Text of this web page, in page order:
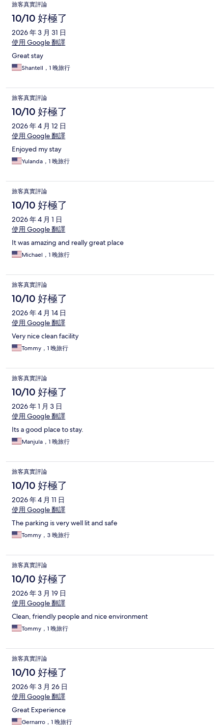
旅客真實評論
10/10 好極了
2026 年 3 月 31 日
使用 Google 翻譯
Great stay
Shantell，1 晚旅行
旅客真實評論
10/10 好極了
2026 年 4 月 12 日
使用 Google 翻譯
Enjoyed my stay
Yulanda，1 晚旅行
旅客真實評論
10/10 好極了
2026 年 4 月 1 日
使用 Google 翻譯
It was amazing and really great place
Michael，1 晚旅行
旅客真實評論
10/10 好極了
2026 年 4 月 14 日
使用 Google 翻譯
Very nice clean facility
Tommy，1 晚旅行
旅客真實評論
10/10 好極了
2026 年 1 月 3 日
使用 Google 翻譯
Its a good place to stay.
Manjula，1 晚旅行
旅客真實評論
10/10 好極了
2026 年 4 月 11 日
使用 Google 翻譯
The parking is very well lit and safe
Tommy，3 晚旅行
旅客真實評論
10/10 好極了
2026 年 3 月 19 日
使用 Google 翻譯
Clean, friendly people and nice environment
Tommy，1 晚旅行
旅客真實評論
10/10 好極了
2026 年 3 月 26 日
使用 Google 翻譯
Great Experience
Gernarro，1 晚旅行